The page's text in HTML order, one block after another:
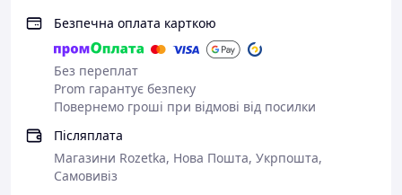
Безпечна оплата карткою
Без переплат
Prom гарантує безпеку
Повернемо гроші при відмові від посилки
Післяплата
Магазини Rozetka, Нова Пошта, Укрпошта,
Самовивіз